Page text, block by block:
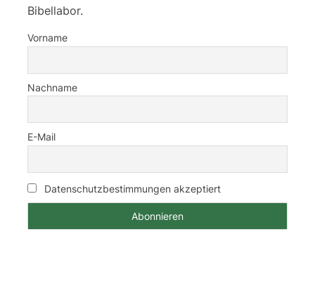
Bibellabor.
Vorname
Nachname
E-Mail
Datenschutzbestimmungen akzeptiert